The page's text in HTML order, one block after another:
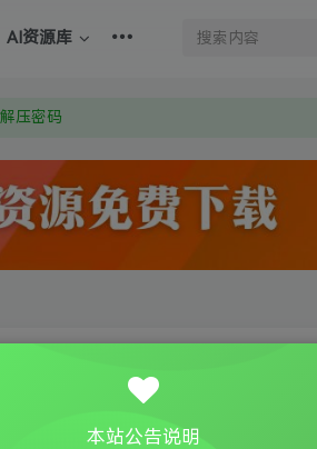
AI资源库
最群交流解决问题。不再使用微信！
链接
压密码
本站公告说明